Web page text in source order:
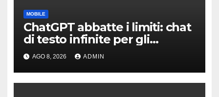
MOBILE
ChatGPT abbatte i limiti: chat
di testo infinite per gli
account gratis e intelligenza
potenziata
AGO 8, 2026 ADMIN